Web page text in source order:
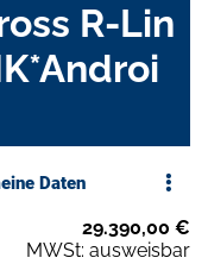
R-Lin
Daten
29.390,00 €
MWSt: ausweisbar